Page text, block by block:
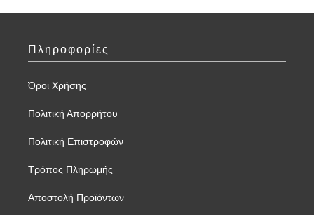
Πληροφορίες
Όροι Χρήσης
Πολιτική Απορρήτου
Πολιτική Επιστροφών
Τρόπος Πληρωμής
Αποστολή Προϊόντων